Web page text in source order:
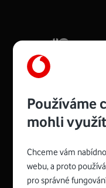
Více o COMPAL
Spojte
Používáme
mohli
Chceme vám
webu, a proto
pro správné